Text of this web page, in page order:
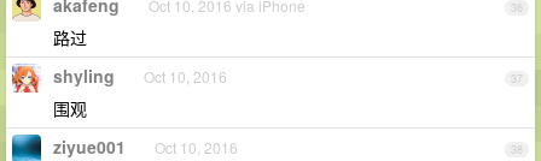
36
akafeng Oct 10, 2016 via iPhone
路过
37
shyling Oct 10, 2016
围观
38
ziyue001 Oct 10, 2016